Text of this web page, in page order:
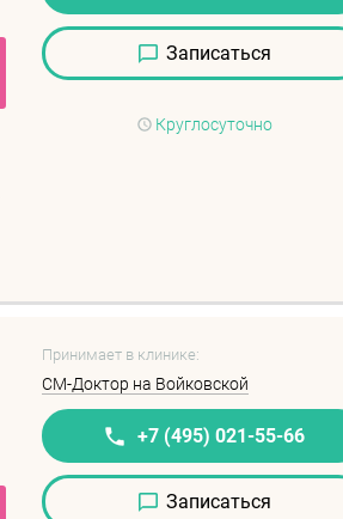
Записаться
Круглосуточно
Принимает в клинике:
СМ-Доктор на Войковской
+7 (495) 021-55-66
Записаться